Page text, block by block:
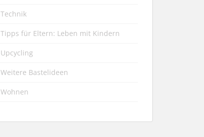
Technik
Tipps für Eltern: Leben mit Kindern
Upcycling
Weitere Bastelideen
Wohnen